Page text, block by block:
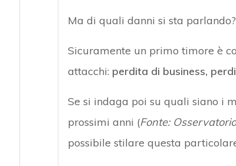
Ma di quali danni si sta parlando?
Sicuramente un primo timore è
attacchi: perdita di business,
Se si indaga poi su quali siano i
prossimi anni (Fonte:
possibile stilare questa